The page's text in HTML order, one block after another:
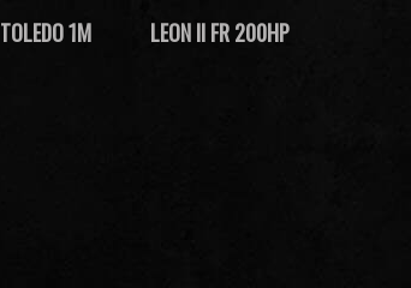
TOLEDO 1M LEON II FR 200HP